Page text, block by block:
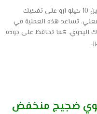
تعمل وظيفة نقع الملابس في غسالة حوضين 10 كيلو ارو على تفكيك
تساعد هذه العملية في
اليدوي. كما تحافظ على جودة
ضجيج منخفض